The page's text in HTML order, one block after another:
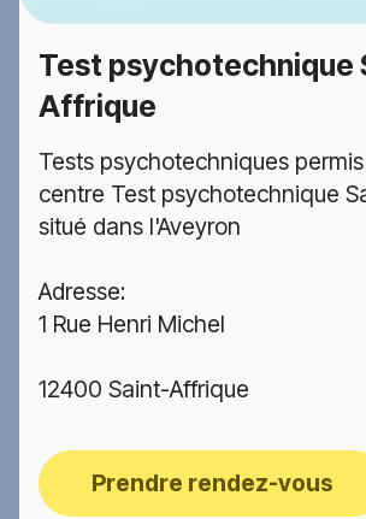
Test psychotechnique
Affrique
Tests psychotechniques
centre Test psychotechnique
situé dans l'Aveyron
Adresse:
1 Rue Henri Michel
12400 Saint-Affrique
Prendre rendez-vous